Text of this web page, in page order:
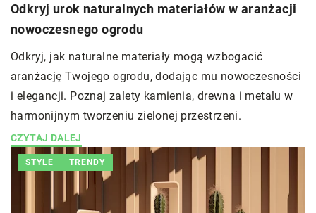
Odkryj urok naturalnych materiałów w aranżacji
nowoczesnego ogrodu
Odkryj, jak naturalne materiały mogą wzbogacić
aranżację Twojego ogrodu, dodając mu nowoczesności
i elegancji. Poznaj zalety kamienia, drewna i metalu w
harmonijnym tworzeniu zielonej przestrzeni.
CZYTAJ DALEJ
STYLE TRENDY